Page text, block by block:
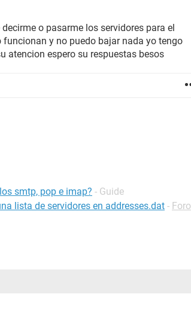
o pasarme los servidores para el
y no puedo bajar nada yo tengo
atencion espero su respuestas besos
smtp, pop e imap? - Guide
lista de servidores en addresses.dat - Foro